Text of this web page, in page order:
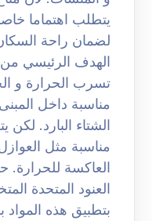
يتطلب اهتماما
لضمان راحة
الهدف الرئيسي
تسرب الحرارة و
مناسبة داخل
الشتاء البارد.
مناسبة مثل
العاكسة
العنود المتحدة
بتطبيق هذه المواد